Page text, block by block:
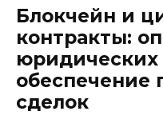
Блокчейн и
контракты:
юридических
обеспечение
сделок